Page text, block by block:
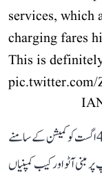
services, which
charging fares
This is definitely
pic.twitter.com/
کمیشن کو 29 جولائی کو ایک شکایت موصول ہوئی تھی، جسے 4 اگست کو کمیشن کے سامنے
مبنی آٹو اور کیب کمپنیاں